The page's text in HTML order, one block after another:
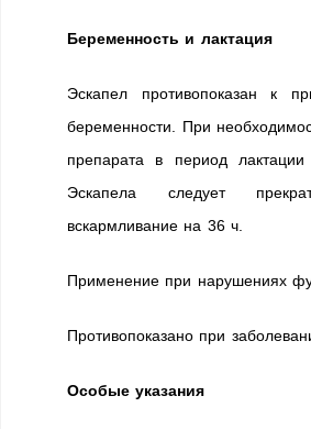
Беременность и лактация
Эскапел противопоказан к
беременности. При
препарата в период
Эскапела следует
вскармливание на 36 ч.
Применение при нарушениях
Противопоказано при
Особые указания